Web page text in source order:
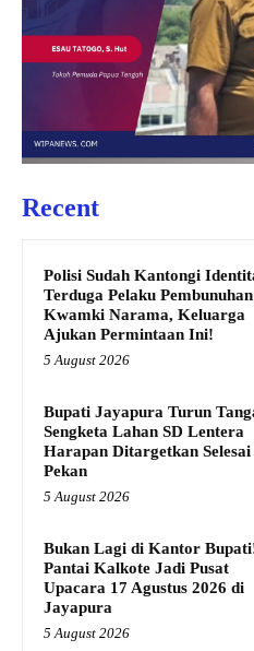
Recent
Polisi Sudah Kantongi
Terduga Pelaku
Kwamki Narama, Keluarga
Ajukan Permintaan Ini!
5 August 2026
Bupati Jayapura Turun
Sengketa Lahan SD Lentera
Harapan Ditargetkan Selesai
Pekan
5 August 2026
Bukan Lagi di Kantor
Pantai Kalkote Jadi Pusat
Upacara 17 Agustus 2026 di
Jayapura
5 August 2026